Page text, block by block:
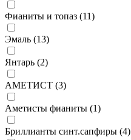
Фианиты и топаз (11)
Эмаль (13)
Янтарь (2)
АМЕТИСТ (3)
Аметисты фианиты (1)
Бриллианты синт.сапфиры (4)